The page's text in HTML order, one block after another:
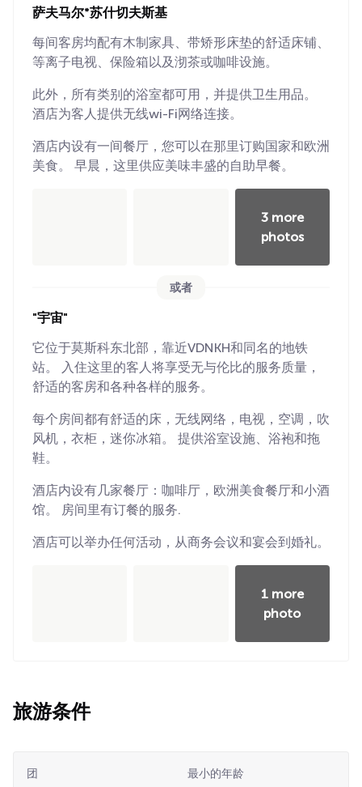
萨夫马尔*苏什切夫斯基
每间客房均配有木制家具、带矫形床垫的舒适床铺、
等离子电视、保险箱以及沏茶或咖啡设施。
此外，所有类别的浴室都可用，并提供卫生用品。
酒店为客人提供无线wi-Fi网络连接。
酒店内设有一间餐厅，您可以在那里订购国家和欧洲
美食。 早晨，这里供应美味丰盛的自助早餐。
3 more
photos
或者
"宇宙"
它位于莫斯科东北部，靠近VDNKH和同名的地铁
站。 入住这里的客人将享受无与伦比的服务质量，
舒适的客房和各种各样的服务。
每个房间都有舒适的床，无线网络，电视，空调，吹
风机，衣柜，迷你冰箱。 提供浴室设施、浴袍和拖
鞋。
酒店内设有几家餐厅：咖啡厅，欧洲美食餐厅和小酒
馆。 房间里有订餐的服务.
酒店可以举办任何活动，从商务会议和宴会到婚礼。
1 more
photo
旅游条件
团 最小的年龄